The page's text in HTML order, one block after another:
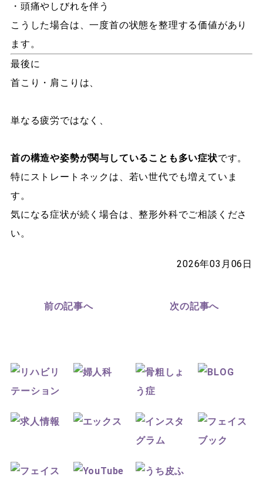
・頭痛やしびれを伴う
こうした場合は、一度首の状態を整理する価値があり
ます。
最後に
首こり・肩こりは、
単なる疲労ではなく、
首の構造や姿勢が関与していることも多い症状です。
特にストレートネックは、若い世代でも増えていま
す。
気になる症状が続く場合は、整形外科でご相談くださ
い。
2026年03月06日
前の記事へ 次の記事へ